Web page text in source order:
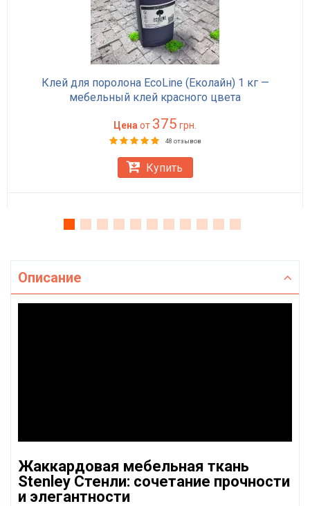
Клей для поролона EcoLine (Еколайн) 1 кг —
мебельный клей красного цвета
Цена от 375 грн.
48 отзывов
Купить
Описание
Жаккардовая мебельная ткань
Stenley Стенли: сочетание прочности
и элегантности